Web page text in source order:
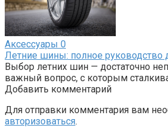
Аксессуары 0
Летние шины: полное руководство
Выбор летних шин — достаточно
важный вопрос, с которым
Добавить комментарий
Для отправки комментария вам
авторизоваться.